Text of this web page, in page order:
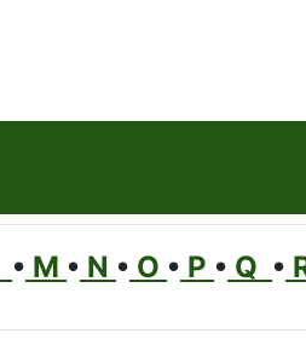
• M • N • O • P • Q •